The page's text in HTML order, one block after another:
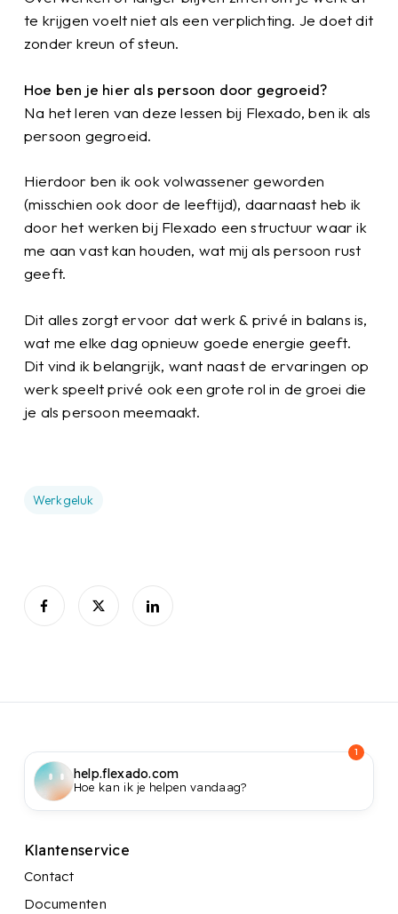
te krijgen voelt niet als een verplichting. Je doet dit
zonder kreun of steun.
Hoe ben je hier als persoon door gegroeid?
Na het leren van deze lessen bij Flexado, ben ik als
persoon gegroeid.
Hierdoor ben ik ook volwassener geworden
(misschien ook door de leeftijd), daarnaast heb ik
door het werken bij Flexado een structuur waar ik
me aan vast kan houden, wat mij als persoon rust
geeft.
Dit alles zorgt ervoor dat werk & privé in balans is,
wat me elke dag opnieuw goede energie geeft.
Dit vind ik belangrijk, want naast de ervaringen op
werk speelt privé ook een grote rol in de groei die
je als persoon meemaakt.
Werkgeluk
help.flexado.com
Hoe kan ik je helpen vandaag?
1
Klantenservice
Contact
Documenten